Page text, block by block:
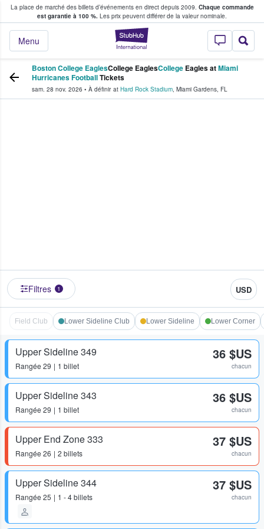
La place de marché des billets d’événements en direct depuis 2009. Chaque commande
est garantie à 100 %. Les prix peuvent différer de la valeur nominale.
StubHub - Où
Menu
fans achètent et vendent des billets
Boston College EaglesCollege EaglesCollege Eagles atMiami
Hurricanes FootballTickets
sam. 28 nov. 2026 • À définir at Hard Rock Stadium, Miami Gardens, FL
Filtres 1 USD
Field Club Lower Sideline Club Lower Sideline Lower Corner
Upper Sideline 349
Rangée 29 1 billet
36 $US
chacun
Upper Sideline 343
Rangée 29 1 billet
36 $US
chacun
Upper End Zone 333
Rangée 26 2 billets
37 $US
chacun
Upper Sideline 344
Rangée 25 1 - 4 billets
37 $US
chacun